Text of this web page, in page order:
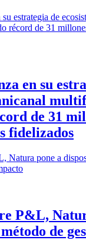
en su
de 31
fidelizados
P&L,
de